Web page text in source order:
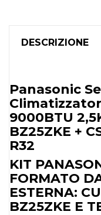
DESCRIZIONE
Panasonic
9000BTU
BZ25ZKE +
R32
KIT
FORMATO
ESTERNA:
BZ25ZKE E